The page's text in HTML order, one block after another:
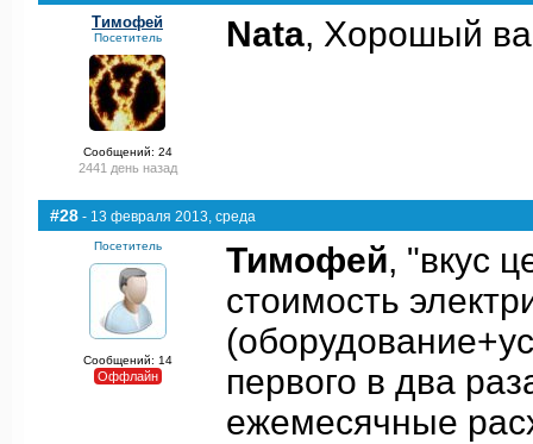
Тимофей
Посетитель
Сообщений: 24
2441 день назад
Nata, Хорошый
#28 - 13 февраля 2013, среда
Посетитель
Сообщений: 14
Оффлайн
Тимофей, "вкус
стоимость
первого в два
ежемесячные